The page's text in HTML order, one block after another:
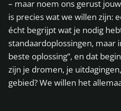
– maar noem ons gerust
is precies wat we willen zijn:
écht begrijpt wat je nodig
standaardoplossingen, maar
beste oplossing”, en dat
zijn je dromen, je
gebied? We willen het